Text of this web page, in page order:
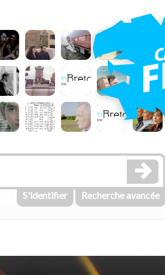
S'identifier Recherche avancée